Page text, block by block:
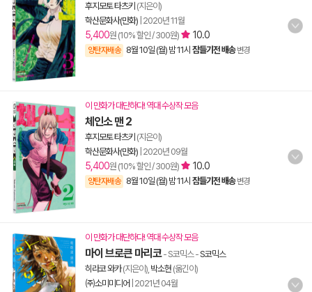
후지모토 타츠키 (지은이)
학산문화사(만화) 2020년 11월
5,400원 (10% 할인 / 300원) 10.0
양탄자배송 8월 10일 (월) 밤 11시 잠들기전 배송 변경
이 만화가 대단하다! 역대 수상작 모음
체인소 맨 2
후지모토 타츠키 (지은이)
학산문화사(만화) 2020년 09월
5,400원 (10% 할인 / 300원) 10.0
양탄자배송 8월 10일 (월) 밤 11시 잠들기전 배송 변경
이 만화가 대단하다! 역대 수상작 모음
마이 브로큰 마리코- S코믹스-S코믹스
히라코 와카(지은이), 박소현 (옮긴이)
㈜소미미디어 2021년 04월